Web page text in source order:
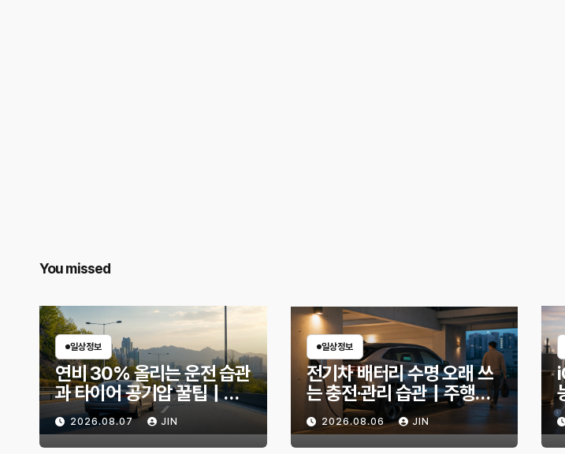
You missed
일상정보
연비 30% 올리는 운전 습관
과 타이어 공기압 꿀팁｜주
유비가 달라지는 핵심은?
2026.08.07 JIN
일상정보
전기차 배터리 수명 오래 쓰
는 충전·관리 습관｜주행거
리 불안 줄이는 현실적인 방
법2026.08.06 JIN